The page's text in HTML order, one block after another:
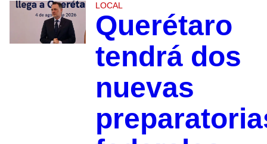
LOCAL
Querétaro
tendrá dos
nuevas